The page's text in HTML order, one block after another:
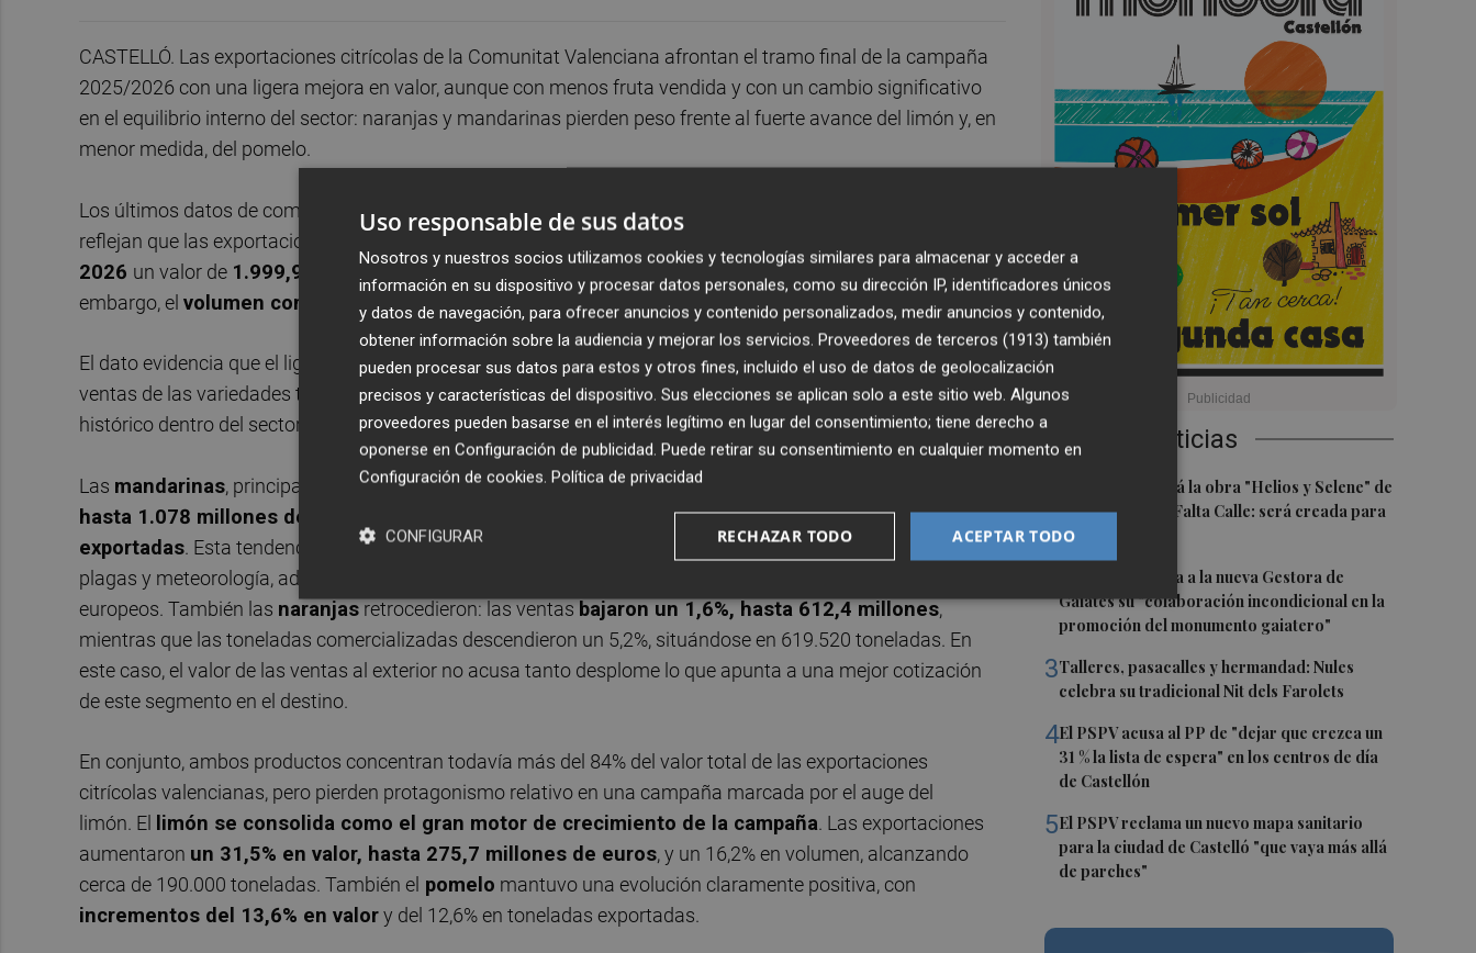
Últimas Noticias
Castelló acogerá la obra "Helios y Selene" de
la compañía Te Falta Calle: será creada para
el eclipse
Castelló traslada a la nueva Gestora de
Gaiates su "colaboración incondicional en la
promoción del monumento gaiatero"
3Talleres, pasacalles y hermandad: Nules
celebra su tradicional Nit dels Farolets
4El PSPV acusa al PP de "dejar que crezca un
31 % la lista de espera" en los centros de día
de Castellón
5El PSPV reclama un nuevo mapa sanitario
para la ciudad de Castelló "que vaya más allá
de parches"
CASTELLÓ. Las exportaciones citrícolas de la Comunitat Valenciana afrontan el tramo final de la campaña
2025/2026 con una ligera mejora en valor, aunque con menos fruta vendida y con un cambio significativo
en el equilibrio interno del sector: naranjas y mandarinas pierden peso frente al fuerte avance del limón y, en
menor medida, del pomelo.
Los últimos datos de comercio exterior recopilados por la Conselleria de Agricultura a partir de Datacomex
reflejan que las exportaciones valencianas de cítricos alcanzaron
2026 un valor de 1.999,9 millones de euros, apenas un 0,3% más que en la campaña anterior. Sin
embargo, el volumen comercializado cayó un 2,6%, hasta 1,63 millones de toneladas .
El dato evidencia que el ligero crecimiento económico de la campaña no se ha apoyado en un aumento de
ventas de las variedades tradicionales, sino en una revalorización y expansión de productos con menor peso
histórico dentro del sector citrícola valenciano.
Las mandarinas, principal producto exportado por valor, registraron una
hasta 1.078 millones de euros
descenso del 4,8% en volumen, con 790.212 toneladas
exportadas. Esta tendencia se ve alimentada por la caída en la producción, las mermas por los efectos de
plagas y meteorología, además de la fuerte competencia de países terceros en los mercados
europeos. También las naranjasretrocedieron: las ventasbajaron un 1,6%, hasta 612,4 millones,
mientras que las toneladas comercializadas descendieron un 5,2%, situándose en 619.520 toneladas. En
este caso, el valor de las ventas al exterior no acusa tanto desplome lo que apunta a una mejor cotización
de este segmento en el destino.
En conjunto, ambos productos concentran todavía más del 84% del valor total de las exportaciones
citrícolas valencianas, pero pierden protagonismo relativo en una campaña marcada por el auge del
limón. El
limón se consolida como el gran motor de crecimiento de la campaña. Las exportaciones
aumentaron un 31,5% en valor, hasta 275,7 millones de euros, y un 16,2% en volumen, alcanzando
cerca de 190.000 toneladas. También el pomelo mantuvo una evolución claramente positiva, con
incrementos del 13,6% en valory del 12,6% en toneladas exportadas.
Uso responsable de sus datos
Nosotros y nuestros socios utilizamos cookies y tecnologías similares para almacenar y acceder a
información en su dispositivo y procesar datos personales, como su dirección IP, identificadores únicos
y datos de navegación, para ofrecer anuncios y contenido personalizados, medir anuncios y contenido,
obtener información sobre la audiencia y mejorar los servicios. Proveedores de terceros (1913) también
pueden procesar sus datos para estos y otros fines, incluido el uso de datos de geolocalización
precisos y características del dispositivo. Sus elecciones se aplican solo a este sitio web. Algunos
proveedores pueden basarse en el interés legítimo en lugar del consentimiento; tiene derecho a
oponerse en Configuración de publicidad. Puede retirar su consentimiento en cualquier momento en
Configuración de cookies. Política de privacidad
ACEPTAR TODO
RECHAZAR TODO
CONFIGURAR